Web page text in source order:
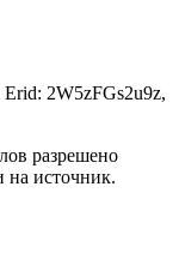
Erid: 2W5zFGs2u9z,
разрешено
на источник.